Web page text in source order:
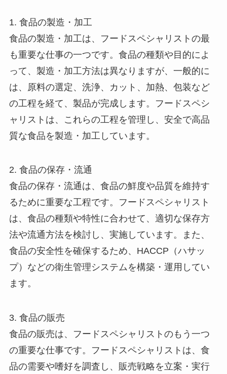
1. 食品の製造・加工
食品の製造・加工は、フードスペシャリストの最
も重要な仕事の一つです。食品の種類や目的によ
って、製造・加工方法は異なりますが、一般的に
は、原料の選定、洗浄、カット、加熱、包装など
の工程を経て、製品が完成します。フードスペシ
ャリストは、これらの工程を管理し、安全で高品
質な食品を製造・加工しています。
2. 食品の保存・流通
食品の保存・流通は、食品の鮮度や品質を維持す
るために重要な工程です。フードスペシャリスト
は、食品の種類や特性に合わせて、適切な保存方
法や流通方法を検討し、実施しています。また、
食品の安全性を確保するため、HACCP（ハサッ
プ）などの衛生管理システムを構築・運用してい
ます。
3. 食品の販売
食品の販売は、フードスペシャリストのもう一つ
の重要な仕事です。フードスペシャリストは、食
品の需要や嗜好を調査し、販売戦略を立案・実行